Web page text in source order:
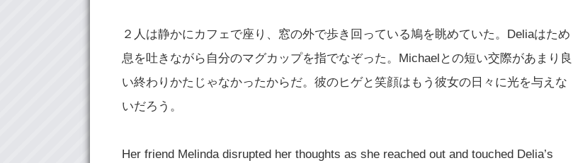
２人は静かにカフェで座り、窓の外で歩き回っている鳩を眺めていた。Deliaはため
息を吐きながら自分のマグカップを指でなぞった。Michaelとの短い交際があまり良
い終わりかたじゃなかったからだ。彼のヒゲと笑顔はもう彼女の日々に光を与えな
いだろう。
Her friend Melinda disrupted her thoughts as she reached out and touched Delia’s